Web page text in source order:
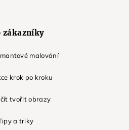
zákazníky
malování
krok po kroku
tvořit obrazy
a triky